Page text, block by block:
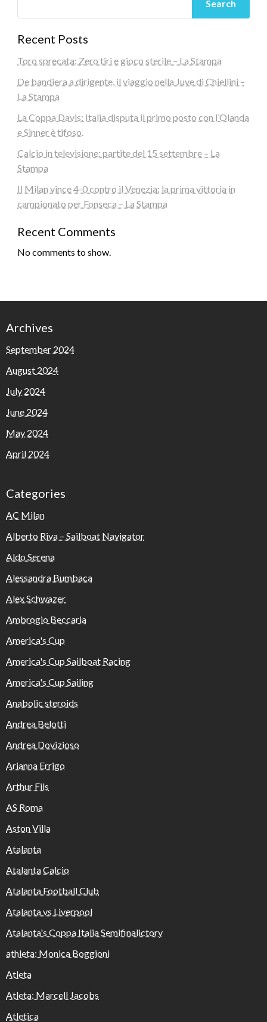
Search
Recent Posts
Toro sprecata: Zero tiri e gioco sterile – La Stampa
De bandiera a dirigente, il viaggio nella Juve di Chiellini –
La Stampa
La Coppa Davis: Italia disputa il primo posto con l’Olanda
e Sinner è tifoso.
Calcio in televisione: partite del 15 settembre – La
Stampa
Il Milan vince 4-0 contro il Venezia: la prima vittoria in
campionato per Fonseca – La Stampa
Recent Comments
No comments to show.
Archives
September 2024
August 2024
July 2024
June 2024
May 2024
April 2024
Categories
AC Milan
Alberto Riva – Sailboat Navigator
Aldo Serena
Alessandra Bumbaca
Alex Schwazer
Ambrogio Beccaria
America's Cup
America's Cup Sailboat Racing
America's Cup Sailing
Anabolic steroids
Andrea Belotti
Andrea Dovizioso
Arianna Errigo
Arthur Fils
AS Roma
Aston Villa
Atalanta
Atalanta Calcio
Atalanta Football Club
Atalanta vs Liverpool
Atalanta's Coppa Italia Semifinalictory
athleta: Monica Boggioni
Atleta
Atleta: Marcell Jacobs
Atletica